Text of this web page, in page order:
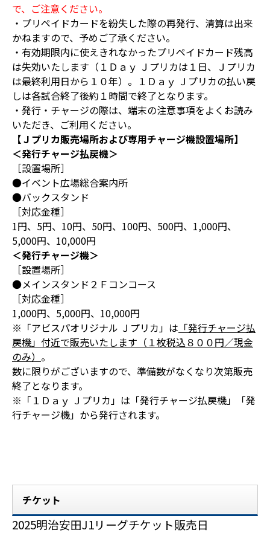
で、ご注意ください。
・プリペイドカードを紛失した際の再発行、清算は出来
かねますので、予めご了承ください。
・有効期限内に使えきれなかったプリペイドカード残高
は失効いたします（１Ｄａｙ Ｊプリカは１日、Ｊプリカ
は最終利用日から１０年）。１Ｄａｙ Ｊプリカの払い戻
しは各試合終了後約１時間で終了となります。
・発行・チャージの際は、端末の注意事項をよくお読み
いただき、ご利用ください。
【Ｊプリカ販売場所および専用チャージ機設置場所】
＜発行チャージ払戻機＞
［設置場所］
●イベント広場総合案内所
●バックスタンド
［対応金種］
1円、5円、10円、50円、100円、500円、1,000円、
5,000円、10,000円
＜発行チャージ機＞
［設置場所］
●メインスタンド２Ｆコンコース
［対応金種］
1,000円、5,000円、10,000円
※「アビスパオリジナル Ｊプリカ」は 「発行チャージ払
戻機」付近で販売いたします（１枚税込８００円／現金
のみ） 。
数に限りがございますので、準備数がなくなり次第販売
終了となります。
※「１Ｄａｙ Ｊプリカ」は「発行チャージ払戻機」「発
行チャージ機」から発行されます。
チケット
2025明治安田J1リーグチケット販売日